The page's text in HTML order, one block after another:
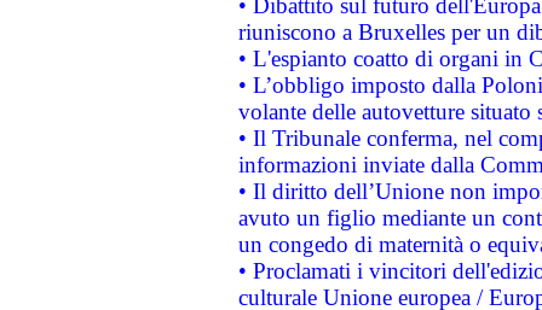
• Dibattito sul futuro
riuniscono a Bruxelles per un
• L'espianto coatto di organi in
• L’obbligo imposto dalla
volante delle autovetture
• Il Tribunale conferma, nel
informazioni inviate dalla
• Il diritto dell’Unione non
avuto un figlio mediante un
un congedo di maternità o
• Proclamati i vincitori
culturale Unione europea /